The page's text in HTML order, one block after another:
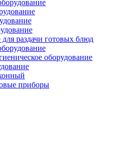
раздачи готовых блюд
оборудование
приборы